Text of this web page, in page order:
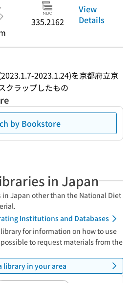
335.2162
View
Details
2023.1.24)を京都府立京
クラップしたもの
by Bookstore
in Japan
in Japan other than the National Diet
Institutions and Databases
for information on how to use
to request materials from the
library in your area